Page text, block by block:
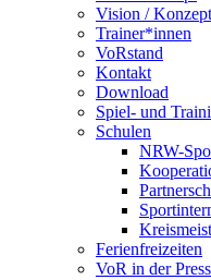
Vision / Konzept
Trainer*innen
VoRstand
Kontakt
Download
Spiel- und
Schulen
NRW-
Ferienfreizeiten
VoR in der